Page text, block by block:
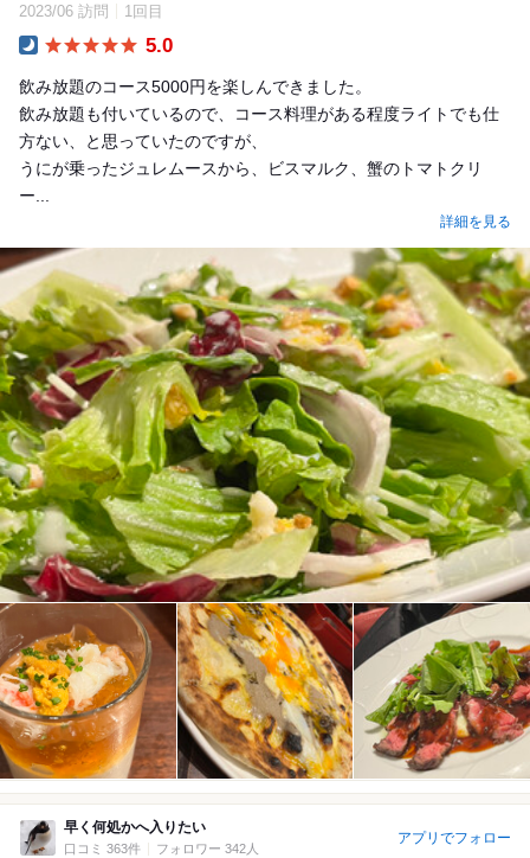
2023/06 訪問 1回目
5.0
飲み放題のコース5000円を楽しんできました。
飲み放題も付いているので、コース料理がある程度ライトでも仕
方ない、と思っていたのですが、
うにが乗ったジュレムースから、ビスマルク、蟹のトマトクリ
ー...
詳細を見る
早く何処かへ入りたい
口コミ 363件 フォロワー 342人
アプリでフォロー